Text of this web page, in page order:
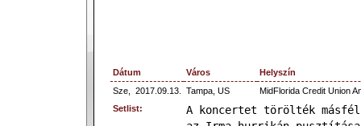
Dátum Város
Helyszín
Sze,
2017.09.13. Tampa, US
MidFlorida Credit Union
Setlist:
A koncertet törölték másfél